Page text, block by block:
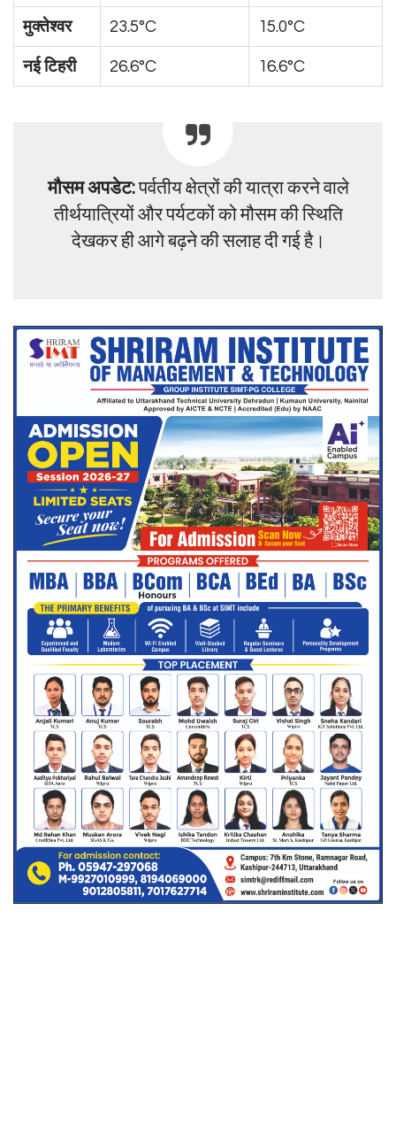
मुक्तेश्वर 23.5°C 15.0°C
नई टिहरी 26.6°C 16.6°C
मौसम अपडेट:पर्वतीय क्षेत्रों की यात्रा करने वाले
तीर्थयात्रियों और पर्यटकों को मौसम की स्थिति
देखकर ही आगे बढ़ने की सलाह दी गई है।